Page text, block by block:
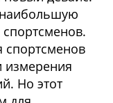
спортсменов
измерения
Но этот